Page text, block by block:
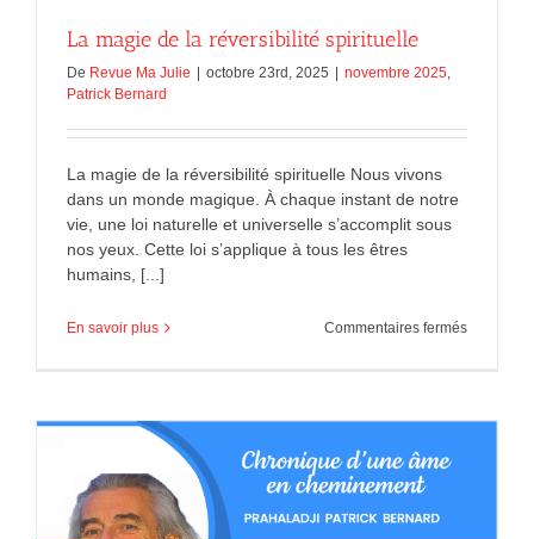
La magie de la réversibilité spirituelle
De Revue Ma Julie | octobre 23rd, 2025 | novembre 2025
Patrick Bernard
La magie de la réversibilité spirituelle Nous vivons
dans un monde magique. À chaque instant de notre
vie, une loi naturelle et universelle s’accomplit sous
nos yeux. Cette loi s’applique à tous les êtres
humains, [...]
En savoir plus Commentaires ferméssur